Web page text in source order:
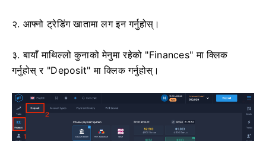
२. आफ्नो ट्रेडिंग खातामा लग इन गर्नुहोस्।
३. बायाँ माथिल्लो कुनाको मेनुमा रहेको "Finances" मा क्लिक
गर्नुहोस् र "Deposit" मा क्लिक गर्नुहोस्।